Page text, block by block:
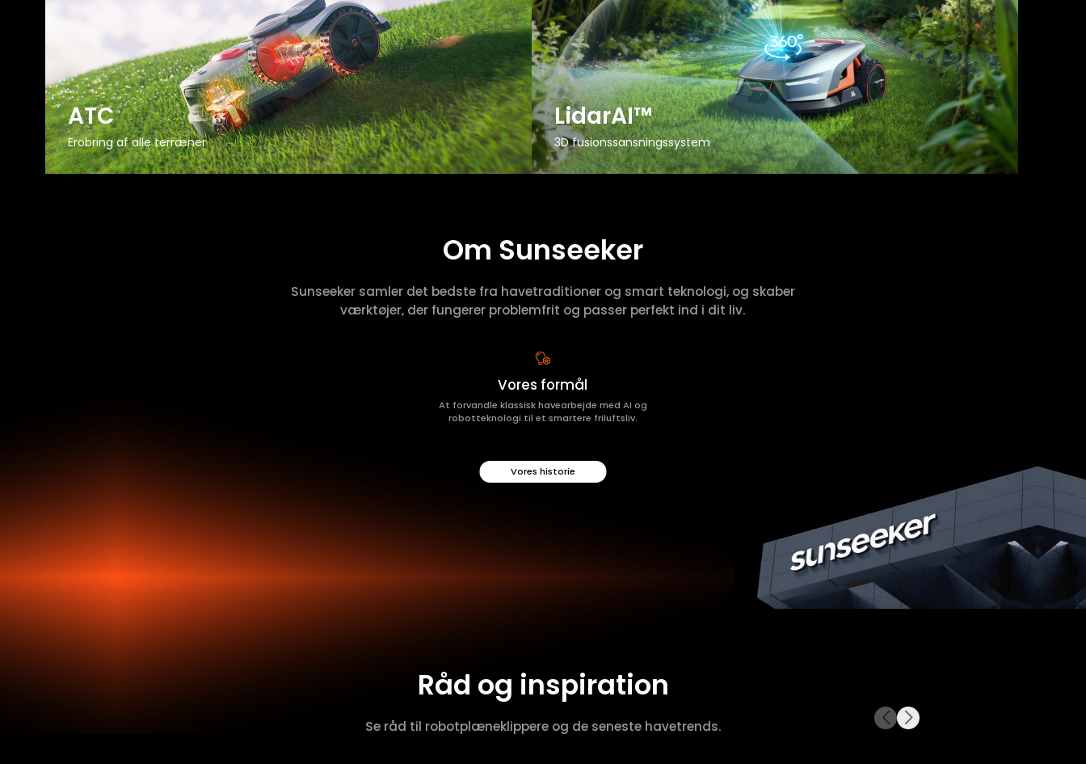
ATC
Erobring af alle terræner
LidarAI™
3D fusionssansningssystem
Om Sunseeker
Sunseeker samler det bedste fra havetraditioner og smart teknologi, og skaber
værktøjer, der fungerer problemfrit og passer perfekt ind i dit liv.
Vores formål
At forvandle klassisk havearbejde med AI og
robotteknologi til et smartere friluftsliv.
Vores historie
Råd og inspiration
Se råd til robotplæneklippere og de seneste havetrends.